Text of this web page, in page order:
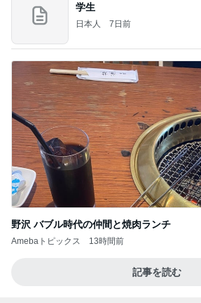
学生
日本人 7日前
野沢 バブル時代の仲間と焼肉ランチ
Amebaトピックス 13時間前
記事を読む